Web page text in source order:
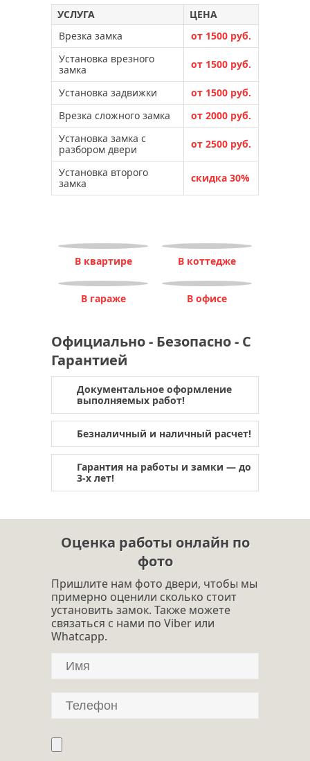
УСЛУГА
ЦЕНА
Врезка замка
от 1500 руб.
Установка врезного
замка
от 1500 руб.
Установка задвижки
от 1500 руб.
Врезка сложного замка
от 2000 руб.
Установка замка с
разбором двери
от 2500 руб.
Установка второго
замка
скидка 30%
В квартире В коттедже
В гараже В офисе
Официально - Безопасно - С
Гарантией
Документальное оформление
выполняемых работ!
Безналичный и наличный расчет!
Гарантия на работы и замки — до
3-х лет!
Оценка работы онлайн по
фото
Пришлите нам фото двери, чтобы мы
примерно оценили сколько стоит
установить замок. Также можете
связаться с нами по Viber или
Whatcapp.